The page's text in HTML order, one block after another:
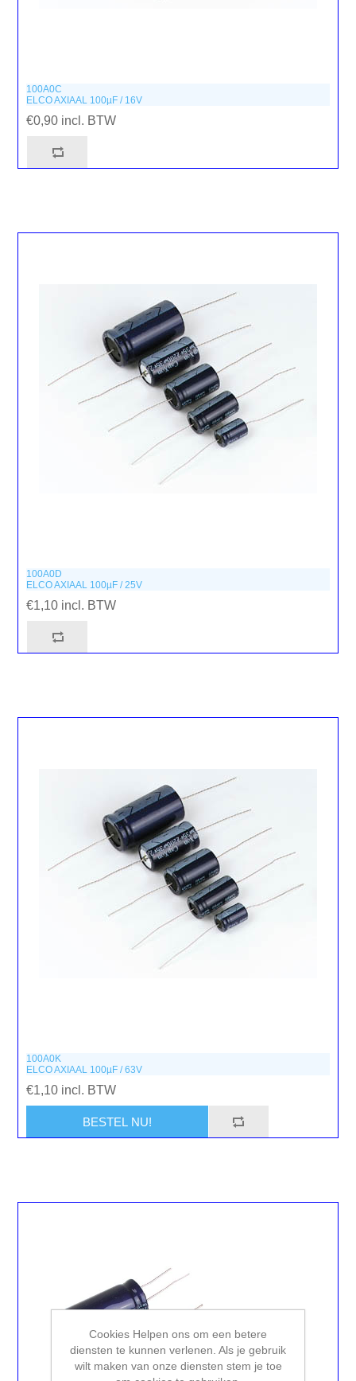
100A0C
ELCO AXIAAL 100µF / 16V
€0,90 incl. BTW
100A0D
ELCO AXIAAL 100µF / 25V
€1,10 incl. BTW
100A0K
ELCO AXIAAL 100µF / 63V
€1,10 incl. BTW
Cookies Helpen ons om een betere
diensten te kunnen verlenen. Als je gebruik
wilt maken van onze diensten stem je toe